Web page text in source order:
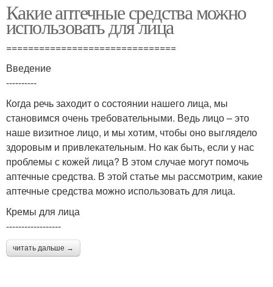
Какие аптечные средства можно
использовать для лица
===============================
Введение
----------
Когда речь заходит о состоянии нашего лица, мы
становимся очень требовательными. Ведь лицо – это
наше визитное лицо, и мы хотим, чтобы оно выглядело
здоровым и привлекательным. Но как быть, если у нас
проблемы с кожей лица? В этом случае могут помочь
аптечные средства. В этой статье мы рассмотрим, какие
аптечные средства можно использовать для лица.
Кремы для лица
------------------
читать дальше →